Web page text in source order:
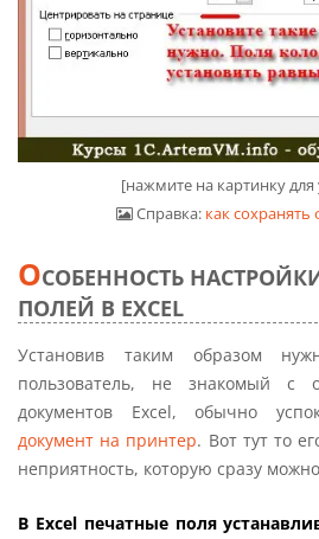
[нажмите на картинку
Справка: как сохранять
ОСОБЕННОСТЬ
ПОЛЕЙ В EXCEL
Установив таким образом
пользователь, не знакомый с
документов Excel, обычно
документ на принтер. Вот тут то
неприятность, которую сразу
В Excel печатные поля